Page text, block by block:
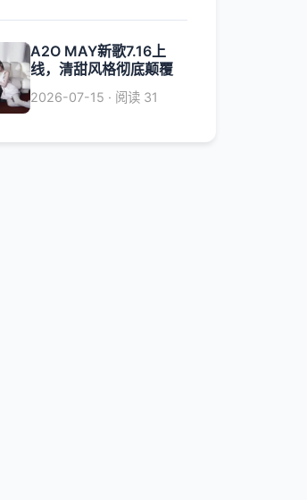
A2O MAY新歌7.16上
线，清甜风格彻底颠覆
2026-07-15 · 阅读 31